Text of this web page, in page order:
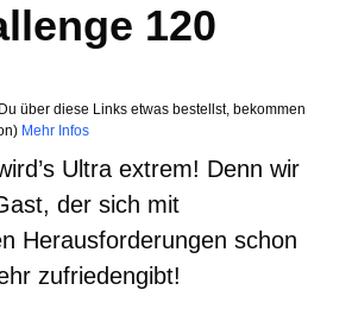
120
über diese Links etwas bestellst, bekommen
Mehr Infos
Ultra extrem! Denn wir
der sich mit
Herausforderungen schon
zufriedengibt!